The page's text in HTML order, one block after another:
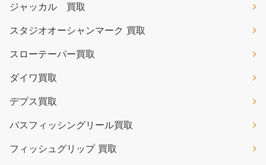
ジャッカル 買取
スタジオオーシャンマーク 買取
スローテーパー買取
ダイワ買取
デプス買取
バスフィッシングリール買取
フィッシュグリップ 買取